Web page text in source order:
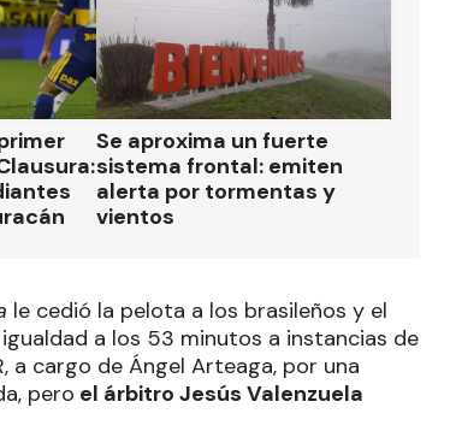
Se aproxima un fuerte
sistema frontal: emiten
alerta por tormentas y
vientos
le cedió la pelota a los brasileños y el
a los 53 minutos a instancias de
a cargo de Ángel Arteaga, por una
pero el árbitro Jesús Valenzuela